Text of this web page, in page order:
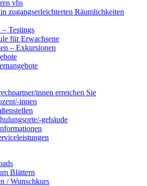
vhs
zugangserleichterten Räumlichkeiten
Testings
für Erwachsene
– Exkursionen
innen erreichen Sie
innen
gebäude
Blättern
/ Wunschkurs